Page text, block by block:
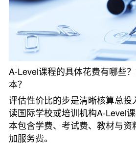
A-Level课程的具体花费有哪些
本？
评估性价比的步是清晰核算总投
读国际学校或培训机构A-Level
本包含学费、考试费、教材与资
加服务费。